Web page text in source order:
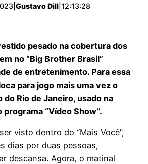
Gustavo Dill 12:13:28
pesado na cobertura dos
no “Big Brother Brasil”
de entretenimento. Para essa
para jogo mais uma vez o
Rio de Janeiro, usado na
“Vídeo Show”.
visto dentro do “Mais Você”,
dias por duas pessoas,
descansa. Agora, o matinal